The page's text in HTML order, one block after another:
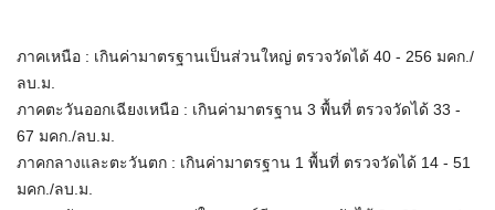
ภาคเหนือ : เกินค่ามาตรฐานเป็นส่วนใหญ่ ตรวจวัดได้ 40 - 256 มคก./
ลบ.ม.
ภาคตะวันออกเฉียงเหนือ : เกินค่ามาตรฐาน 3 พื้นที่ ตรวจวัดได้ 33 -
67 มคก./ลบ.ม.
ภาคกลางและตะวันตก : เกินค่ามาตรฐาน 1 พื้นที่ ตรวจวัดได้ 14 - 51
มคก./ลบ.ม.